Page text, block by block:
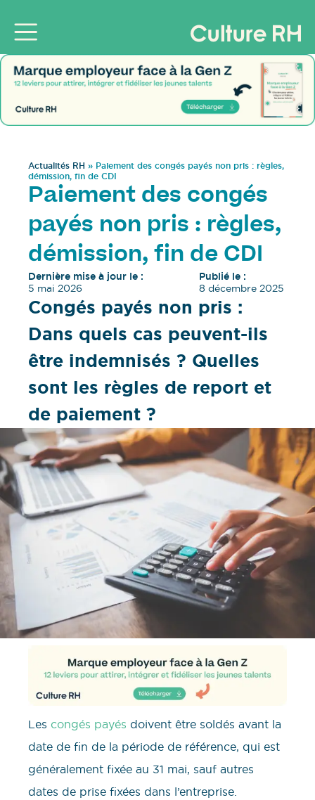
Actualités RH » Paiement des congés payés non pris : règles,
démission, fin de CDI
Paiement des congés
payés non pris : règles,
démission, fin de CDI
Dernière mise à jour le :
5 mai 2026
Publié le :
8 décembre 2025
Congés payés non pris :
Dans quels cas peuvent-ils
être indemnisés ? Quelles
sont les règles de report et
de paiement ?
Les congés payés doivent être soldés avant la
date de fin de la période de référence, qui est
généralement fixée au 31 mai, sauf autres
dates de prise fixées dans l’entreprise.